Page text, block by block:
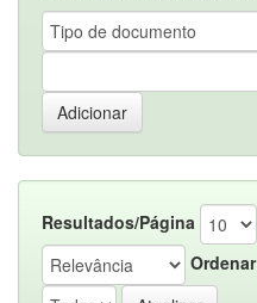
Resultados/Página
Ordenar